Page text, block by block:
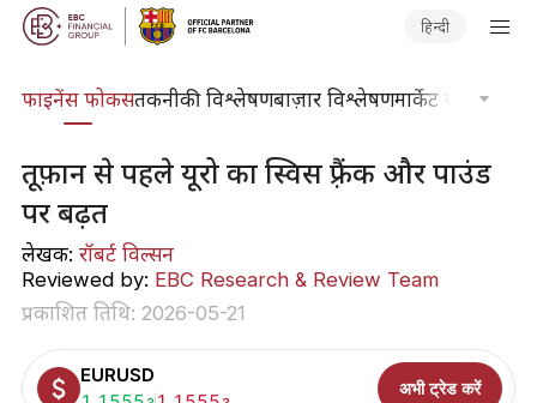
हिन्दी
फाइनेंस फोकसतकनीकी विश्लेषणबाज़ार विश्लेषणमार्केट जर्नलट्रेडिंग
तूफ़ान से पहले यूरो का स्विस फ़्रैंक और पाउंड
पर बढ़त
लेखक: रॉबर्ट विल्सन
Reviewed by: EBC Research & Review Team
प्रकाशित तिथि: 2026-05-21
EURUSD
अभी ट्रेड करें